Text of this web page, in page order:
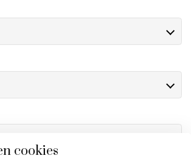
cookies